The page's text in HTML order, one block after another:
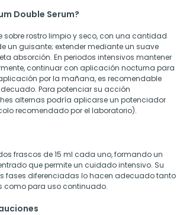
Double Serum?
rostro limpio y seco, con una cantidad
un guisante; extender mediante un suave
absorción. En periodos intensivos mantener
continuar con aplicación nocturna para
por la mañana, es recomendable
Para potenciar su acción
alternas podría aplicarse un potenciador
recomendado por el laboratorio).
frascos de 15 ml cada uno, formando un
que permite un cuidado intensivo. Su
fases diferenciadas lo hacen adecuado tanto
como para uso continuado.